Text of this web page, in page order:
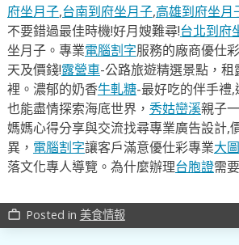
府坐月子,台南到府坐月子,高雄到府坐月
不要錯過最佳時機!好月嫂難尋!台北到府
坐月子。專業電腦割字服務的廠商優仕
天及價錢!露營車-公路旅遊精選景點，
裡。濃郁的奶香牛軋糖-最好吃的伴手禮
也能盡情探索海底世界， 秀姑巒溪親子
媽媽心得分享與交流找尋專業廣告設計,
異， 電腦割字讓客戶滿意優仕彩專業大
落文化專人導覽。為什麼辦理台胞證需
work_outline Posted in 美食情報